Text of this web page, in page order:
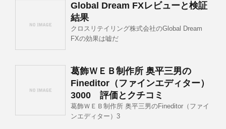
Global Dream FXレビューと検証
結果
クロスリテイリング株式会社のGlobal Dream
FXの効果は嘘だ
葛飾ＷＥＢ制作所 奥平三男の
Fineditor（ファインエディター）
3000 評価とクチコミ
葛飾ＷＥＢ制作所 奥平三男のFineditor（ファイ
ンエディター）3